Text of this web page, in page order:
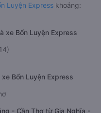
Luyện Express khoảng:
xe Bốn Luyện Express
Bốn Luyện Express
- Cần Thơ từ Gia Nghĩa -